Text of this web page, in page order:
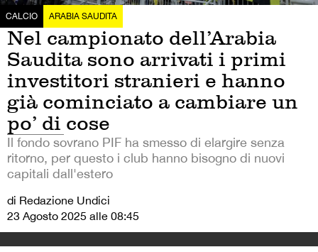
CALCIO ARABIA SAUDITA
Nel campionato dell’Arabia
Saudita sono arrivati i primi
investitori stranieri e hanno
già cominciato a cambiare un
po’ di cose
Il fondo sovrano PIF ha smesso di elargire senza
ritorno, per questo i club hanno bisogno di nuovi
capitali dall'estero
di Redazione Undici
23 Agosto 2025 alle 08:45